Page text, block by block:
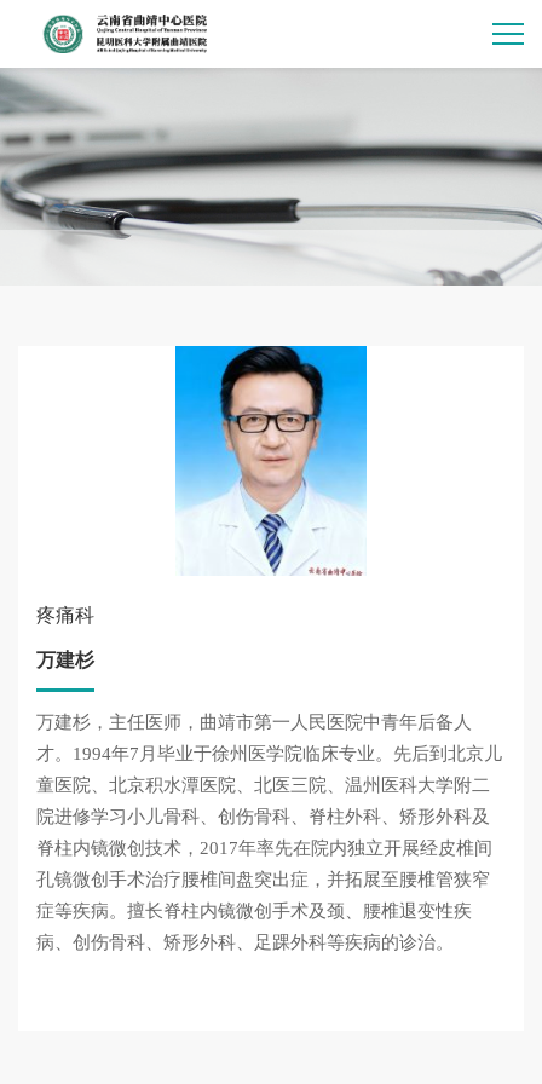
疼痛科
万建杉
万建杉，主任医师，曲靖市第一人民医院中青年后备人
才。1994年7月毕业于徐州医学院临床专业。先后到北京儿
童医院、北京积水潭医院、北医三院、温州医科大学附二
院进修学习小儿骨科、创伤骨科、脊柱外科、矫形外科及
脊柱内镜微创技术，2017年率先在院内独立开展经皮椎间
孔镜微创手术治疗腰椎间盘突出症，并拓展至腰椎管狭窄
症等疾病。擅长脊柱内镜微创手术及颈、腰椎退变性疾
病、创伤骨科、矫形外科、足踝外科等疾病的诊治。